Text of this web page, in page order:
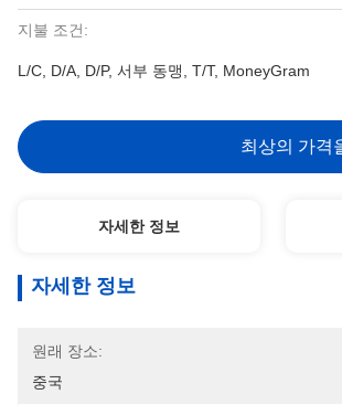
지불 조건:
L/C, D/A, D/P, 서부 동맹, T/T, MoneyGram
최상의 가격
자세한 정보
자세한 정보
원래 장소:
중국